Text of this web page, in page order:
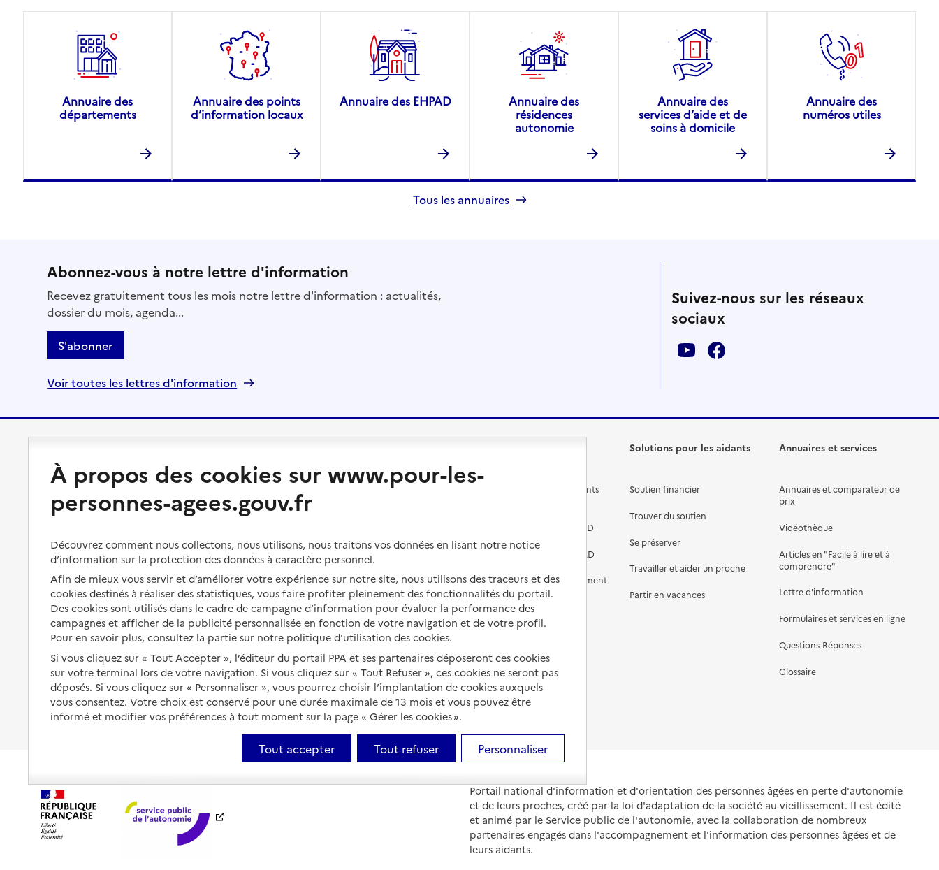
Annuaire des
départements
Annuaire des points
d’information locaux
Annuaire des EHPAD
Annuaire des
résidences
autonomie
Annuaire des
services d’aide et de
soins à domicile
Annuaire des
numéros utiles
Tous les annuaires
Abonnez-vous à notre lettre d'information
Recevez gratuitement tous les mois notre lettre d'information : actualités,
dossier du mois, agenda...
S'abonner
Voir toutes les lettres d'information
Suivez-nous sur les réseaux
sociaux
Perte d'autonomie : évaluation
et droits
s'équiper
Préserver son autonomie et sa
santé
Organiser à l'avance sa propre
protection
Les mesures de protection
Les obligations de la famille
À qui s’adresser ?
Les politiques du grand âge
Bénéficier de soins à domicile
Aides financières
Partager son logement
Vivre à domicile avec une
maladie ou un handicap
Être hospitalisé
Fin de vie à domicile
Les questions à se poser
Vivre chez un proche
Vivre en accueil familial
Autres solutions de logement
Les différents établissements
Préparer l'entrée en EHPAD
Aides financières en EHPAD
Prévention, accompagnement
et soins
Comprendre les prix en
EHPAD
Droits en EHPAD
Fin de vie en EHPAD
Solutions pour les aidants
Soutien financier
Trouver du soutien
Se préserver
Travailler et aider un proche
Partir en vacances
Annuaires et services
Annuaires et comparateur de
prix
Vidéothèque
Articles en "Facile à lire et à
comprendre"
Lettre d'information
Formulaires et services en ligne
Questions-Réponses
Glossaire
Portail national d'information et d'orientation des personnes âgées en perte d'autonomie
et de leurs proches, créé par la loi d'adaptation de la société au vieillissement. Il est édité
et animé par le Service public de l'autonomie, avec la collaboration de nombreux
partenaires engagés dans l'accompagnement et l'information des personnes âgées et de
leurs aidants.
À propos des cookies sur www.pour-les-
personnes-agees.gouv.fr
Découvrez comment nous collectons, nous utilisons, nous traitons vos données en lisant notre notice
d’information sur la protection des données à caractère personnel.
Afin de mieux vous servir et d’améliorer votre expérience sur notre site, nous utilisons des traceurs et des
cookies destinés à réaliser des statistiques, vous faire profiter pleinement des fonctionnalités du portail.
Des cookies sont utilisés dans le cadre de campagne d’information pour évaluer la performance des
campagnes et afficher de la publicité personnalisée en fonction de votre navigation et de votre profil.
Pour en savoir plus, consultez la partie sur notre politique d'utilisation des cookies.
Si vous cliquez sur « Tout Accepter », l’éditeur du portail PPA et ses partenaires déposeront ces cookies
sur votre terminal lors de votre navigation. Si vous cliquez sur « Tout Refuser », ces cookies ne seront pas
déposés. Si vous cliquez sur « Personnaliser », vous pourrez choisir l’implantation de cookies auxquels
vous consentez. Votre choix est conservé pour une durée maximale de 13 mois et vous pouvez être
informé et modifier vos préférences à tout moment sur la page « Gérer les cookies ».
Tout accepter Tout refuser Personnaliser